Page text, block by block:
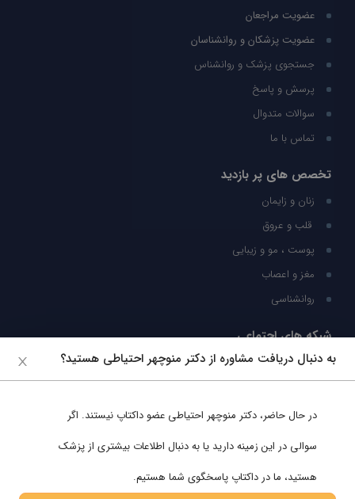
عضویت مراجعان
عضویت پزشکان و روانشناسان
جستجوی پزشک و روانشناس
پرسش و پاسخ
سوالات متدوال
تماس با ما
تخصص های پر بازدید
زنان و زایمان
قلب و عروق
پوست ، مو و زیبایی
مغز و اعصاب
روانشناسی
شبکه های اجتماعی
ما را در شبکه های اجتماعی دنبال کنید
به دنبال دریافت مشاوره از دکتر منوچهر احتیاطی هستید؟
در حال حاضر، دکتر منوچهر احتیاطی عضو داکتاپ نیستند. اگر
سوالی در این زمینه دارید یا به دنبال اطلاعات بیشتری از پزشک
هستید، ما در داکتاپ پاسخگوی شما هستیم.